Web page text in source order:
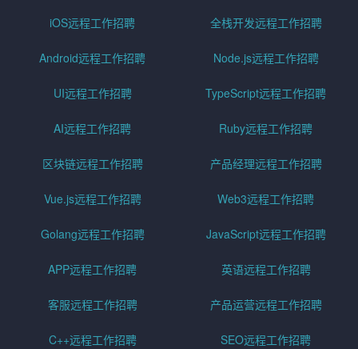
iOS远程工作招聘 全栈开发远程工作招聘
Android远程工作招聘 Node.js远程工作招聘
UI远程工作招聘 TypeScript远程工作招聘
AI远程工作招聘 Ruby远程工作招聘
区块链远程工作招聘 产品经理远程工作招聘
Vue.js远程工作招聘 Web3远程工作招聘
Golang远程工作招聘 JavaScript远程工作招聘
APP远程工作招聘 英语远程工作招聘
客服远程工作招聘 产品运营远程工作招聘
C++远程工作招聘 SEO远程工作招聘